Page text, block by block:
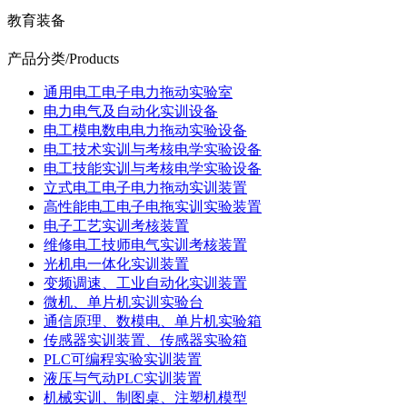
教育装备
产品分类/Products
通用电工电子电力拖动实验室
电力电气及自动化实训设备
电工模电数电电力拖动实验设备
电工技术实训与考核电学实验设备
电工技能实训与考核电学实验设备
立式电工电子电力拖动实训装置
高性能电工电子电拖实训实验装置
电子工艺实训考核装置
维修电工技师电气实训考核装置
光机电一体化实训装置
变频调速、工业自动化实训装置
微机、单片机实训实验台
通信原理、数模电、单片机实验箱
传感器实训装置、传感器实验箱
PLC可编程实验实训装置
液压与气动PLC实训装置
机械实训、制图桌、注塑机模型